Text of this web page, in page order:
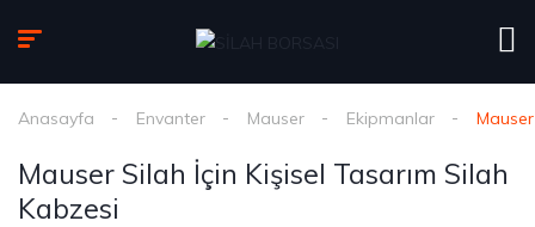
Anasayfa Envanter Mauser Ekipmanlar
Mauser Silah İçin Kişisel Tasarım Silah
Kabzesi